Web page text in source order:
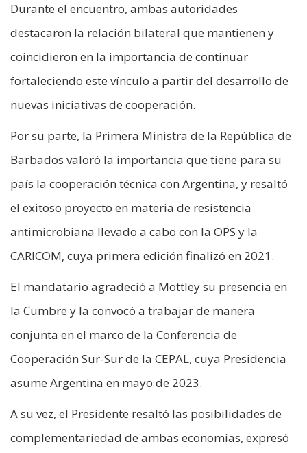
Durante el encuentro, ambas autoridades
destacaron la relación bilateral que mantienen y
coincidieron en la importancia de continuar
fortaleciendo este vínculo a partir del desarrollo de
nuevas iniciativas de cooperación.
Por su parte, la Primera Ministra de la República de
Barbados valoró la importancia que tiene para su
país la cooperación técnica con Argentina, y resaltó
el exitoso proyecto en materia de resistencia
antimicrobiana llevado a cabo con la OPS y la
CARICOM, cuya primera edición finalizó en 2021.
El mandatario agradeció a Mottley su presencia en
la Cumbre y la convocó a trabajar de manera
conjunta en el marco de la Conferencia de
Cooperación Sur-Sur de la CEPAL, cuya Presidencia
asume Argentina en mayo de 2023.
A su vez, el Presidente resaltó las posibilidades de
complementariedad de ambas economías, expresó